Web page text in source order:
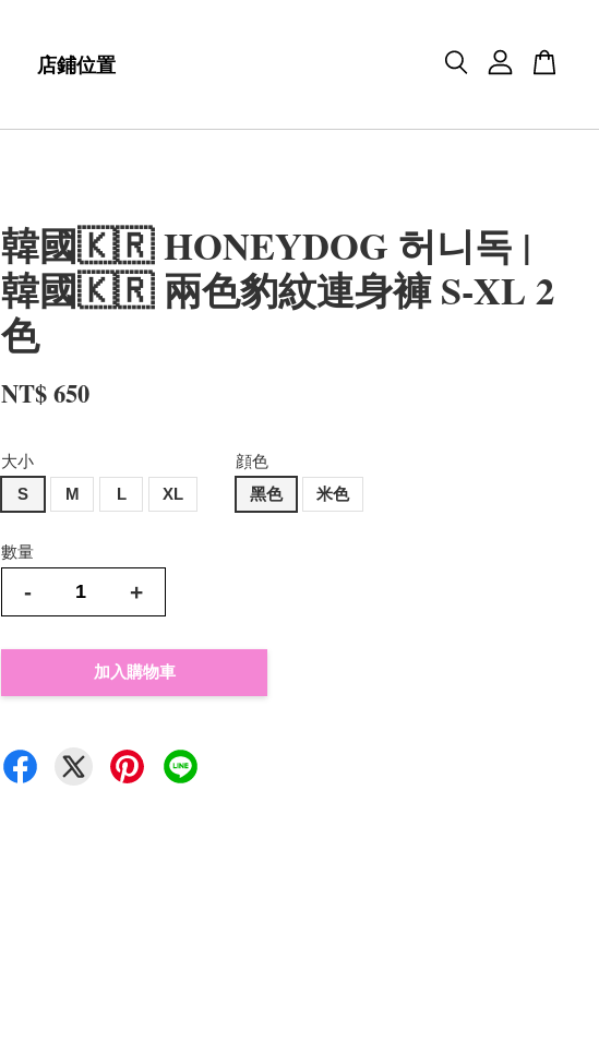
店鋪位置
韓國🇰🇷 HONEYDOG 허니독 |
韓國🇰🇷 兩色豹紋連身褲 S-XL 2
色
NT$ 650
大小
S
M L XL
顔色
黑色
米色
數量
- +
加入購物車